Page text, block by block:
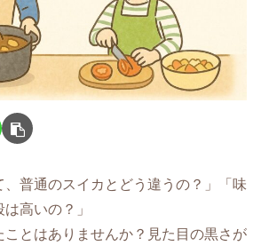
、普通のスイカとどう違うの？」「味
高いの？」
ことはありませんか？見た目の黒さが